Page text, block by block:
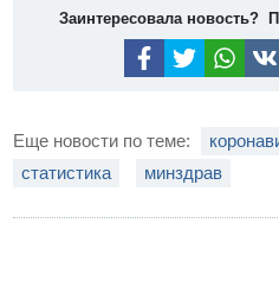
Заинтересовала новость?
Еще новости по теме:
статистика
минздрав